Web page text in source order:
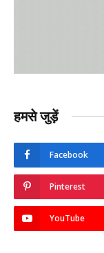
हमसे जुड़ें
Facebook
Pinterest
YouTube